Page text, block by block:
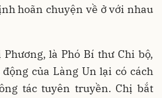
hoãn chuyện về ở với nhau
là Phó Bí thư Chi bộ,
của Làng Un lại có cách
tác tuyên truyền. Chị bắt